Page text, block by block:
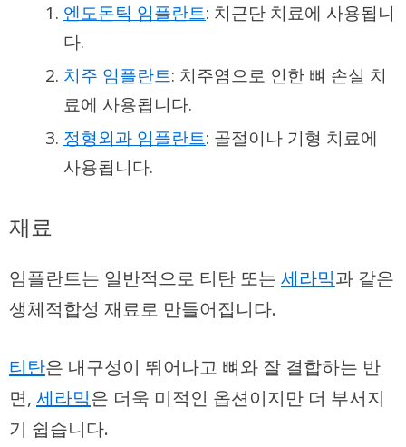
엔도돈틱 임플란트: 치근단 치료에 사용됩니
다.
치주 임플란트: 치주염으로 인한 뼈 손실 치
료에 사용됩니다.
정형외과 임플란트: 골절이나 기형 치료에
사용됩니다.
재료
임플란트는 일반적으로 티탄 또는 세라믹과 같은
생체적합성 재료로 만들어집니다.
티탄은 내구성이 뛰어나고 뼈와 잘 결합하는 반
면, 세라믹은 더욱 미적인 옵션이지만 더 부서지
기 쉽습니다.